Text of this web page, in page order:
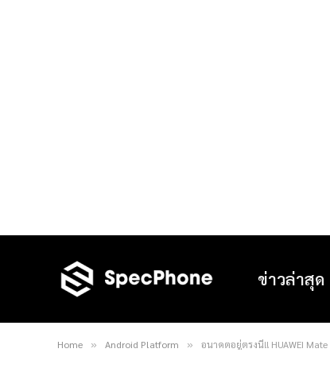
ข่าวล่าสุด
Home » Android Platform » อนาคตอยู่ตรงนี้!! HUAWEI